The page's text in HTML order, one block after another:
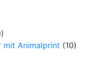
mit Animalprint (10)